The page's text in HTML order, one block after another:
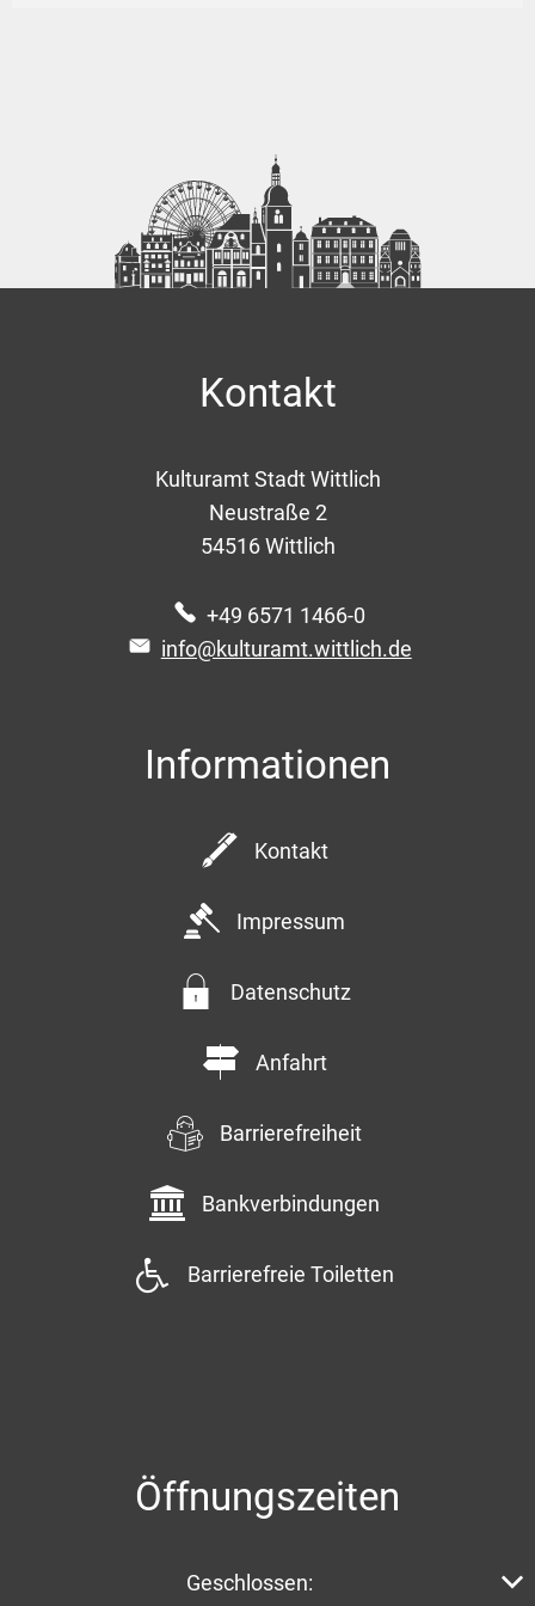
Kontakt
Kulturamt Stadt Wittlich
Neustraße 2
54516 Wittlich
+49 6571 1466-0
info@kulturamt.wittlich.de
Informationen
Kontakt
Impressum
Datenschutz
Anfahrt
Barrierefreiheit
Bankverbindungen
Barrierefreie Toiletten
Öffnungszeiten
Klicken, um weitere Öffnungs- oder Schließzeiten
Geschlossen: